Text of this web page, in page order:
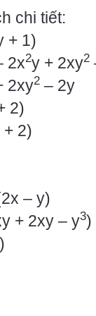
chi tiết:
+ 1)
2x2y + 2xy2
2xy2 – 2y
2)
+ 2)
– y)
+ 2xy – y3)
)